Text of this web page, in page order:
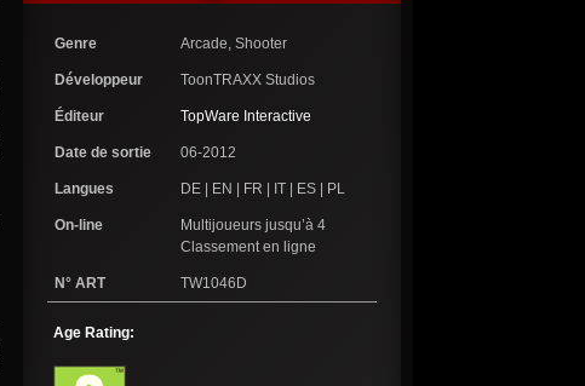
Genre Arcade, Shooter
Développeur ToonTRAXX Studios
Éditeur TopWare Interactive
Date de sortie 06-2012
Langues DE | EN | FR | IT | ES | PL
On-line
Multijoueurs jusqu’à 4
Classement en ligne
N° ART TW1046D
Age Rating: